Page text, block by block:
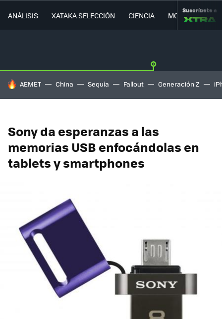
ANÁLISIS XATAKA SELECCIÓN CIENCIA MOVILIDAD
Suscríbete a
HOY SE HABLA DE
AEMET China Sequía Fallout Generación Z
Sony da esperanzas a las
memorias USB enfocándolas en
tablets y smartphones